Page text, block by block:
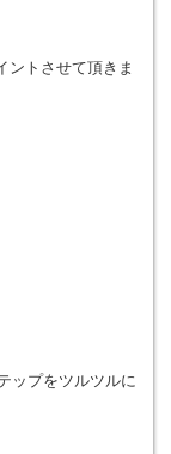
ントさせて頂きま
ップをツルツルに